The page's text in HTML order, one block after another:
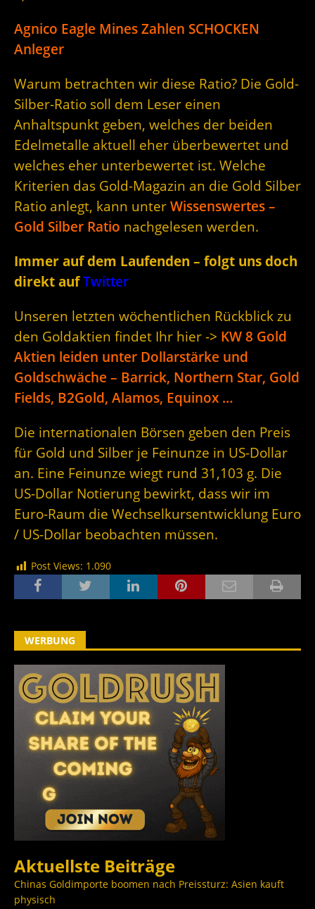
Agnico Eagle Mines Zahlen SCHOCKEN
Anleger
Warum betrachten wir diese Ratio? Die Gold-
Silber-Ratio soll dem Leser einen
Anhaltspunkt geben, welches der beiden
Edelmetalle aktuell eher überbewertet und
welches eher unterbewertet ist. Welche
Kriterien das Gold-Magazin an die Gold Silber
Ratio anlegt, kann unter Wissenswertes –
Gold Silber Ratio nachgelesen werden.
Immer auf dem Laufenden – folgt uns doch
direkt aufTwitter
Unseren letzten wöchentlichen Rückblick zu
den Goldaktien findet Ihr hier -> KW 8 Gold
Aktien leiden unter Dollarstärke und
Goldschwäche – Barrick, Northern Star, Gold
Fields, B2Gold, Alamos, Equinox …
Die internationalen Börsen geben den Preis
für Gold und Silber je Feinunze in US-Dollar
an. Eine Feinunze wiegt rund 31,103 g. Die
US-Dollar Notierung bewirkt, dass wir im
Euro-Raum die Wechselkursentwicklung Euro
/ US-Dollar beobachten müssen.
Post Views: 1.090
WERBUNG
Aktuellste Beiträge
Chinas Goldimporte boomen nach Preissturz: Asien kauft
physisch